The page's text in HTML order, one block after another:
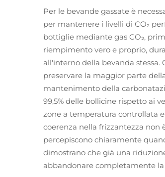
Per le bevande gassate è
per mantenere i livelli di CO₂
bottiglie mediante gas CO₂,
riempimento vero e proprio,
all'interno della bevanda
preservare la maggior parte
mantenimento della
99,5% delle bollicine rispetto ai
zone a temperatura controllata
coerenza nella frizzantezza non
percepiscono chiaramente
dimostrano che già una
abbandonare completamente la